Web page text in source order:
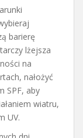
barierę
lżejsza
na
nałożyć
SPF, aby
wiatru,
UV.